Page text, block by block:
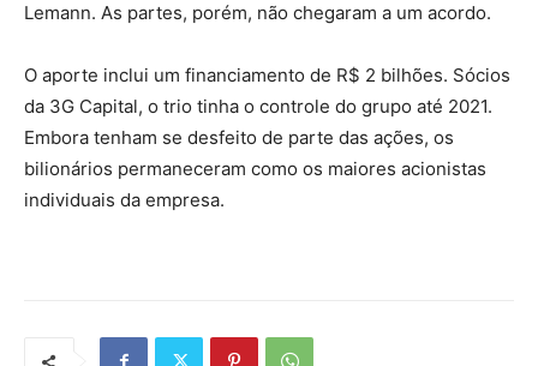
Lemann. As partes, porém, não chegaram a um acordo.
O aporte inclui um financiamento de R$ 2 bilhões. Sócios
da 3G Capital, o trio tinha o controle do grupo até 2021.
Embora tenham se desfeito de parte das ações, os
bilionários permaneceram como os maiores acionistas
individuais da empresa.